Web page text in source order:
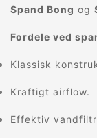
Spand Bong og
Fordele ved
Klassisk
Kraftigt airflow.
Effektiv